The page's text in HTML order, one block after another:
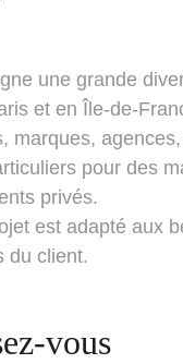
une grande
et en Île-de-
marques,
pour des
privés.
est adapté aux
du client.
vous